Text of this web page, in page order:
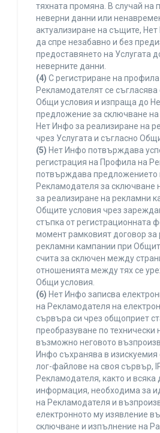
тяхната промяна. В случай на
неверни данни или
актуализиране на същите,
да спре незабавно и без
предоставянето на Услугата
неверните данни.
(4) С регистриране на профила
Рекламодателят се съгласява
Общи условия и изпраща до
предложение за сключване
Нет Инфо за реализиране на
чрез Услугата и съгласно
(5) Нет Инфо потвърждава
регистрация на Профила на
потвърждава предложението
Рекламодателя за сключване
за реализиране на рекламни
Общите условия чрез
стъпка от регистрационната
момент рамковият договор за
рекламни кампании при
счита за сключен между
отношенията между тях се
Общи условия.
(6) Нет Инфо записва
на Рекламодателя на
сървъра си чрез общоприет
преобразуване по технически
възможно неговото
Инфо съхранява в изискуемия
лог-файлове на своя сървър,
Рекламодателя, както и всяка
информация, необходима за
на Рекламодателя и
електронното му изявление
сключване и изпълнение на